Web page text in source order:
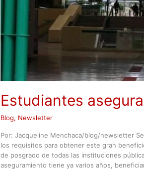
Estudiantes
Blog, Newsletter
Por: Jacqueline Menchaca/blog/newsletter
los requisitos para obtener este gran
de posgrado de todas las instituciones
aseguramiento tiene ya varios años,